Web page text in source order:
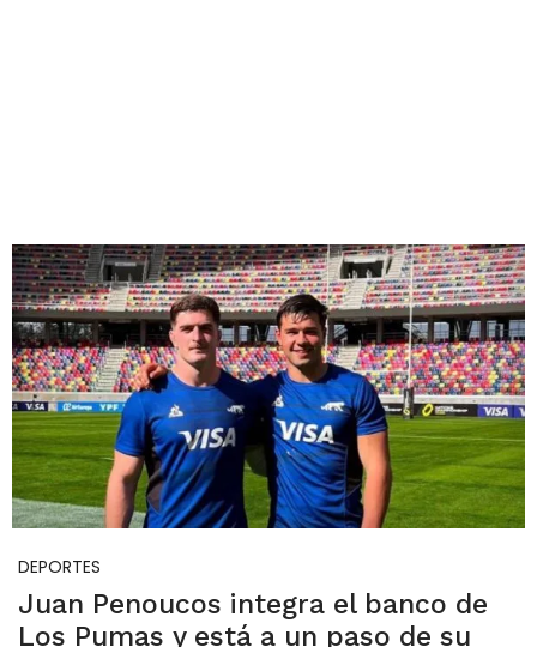
DEPORTES
Juan Penoucos integra el banco de
Los Pumas y está a un paso de su